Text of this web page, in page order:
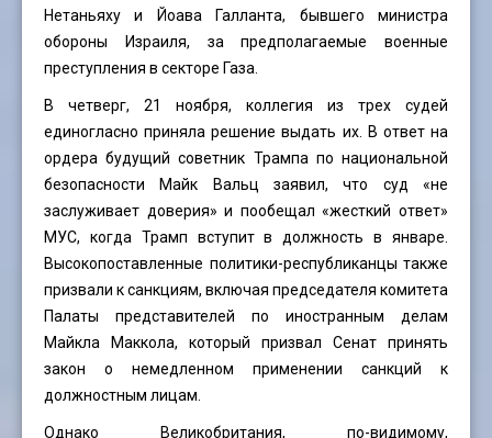
Нетаньяху и Йоава Галланта, бывшего министра
обороны Израиля, за предполагаемые военные
преступления в секторе Газа.
В четверг, 21 ноября, коллегия из трех судей
единогласно приняла решение выдать их. В ответ на
ордера будущий советник Трампа по национальной
безопасности Майк Вальц заявил, что суд «не
заслуживает доверия» и пообещал «жесткий ответ»
МУС, когда Трамп вступит в должность в январе.
Высокопоставленные политики-республиканцы также
призвали к санкциям, включая председателя комитета
Палаты представителей по иностранным делам
Майкла Маккола, который призвал Сенат принять
закон о немедленном применении санкций к
должностным лицам.
Однако Великобритания, по-видимому,